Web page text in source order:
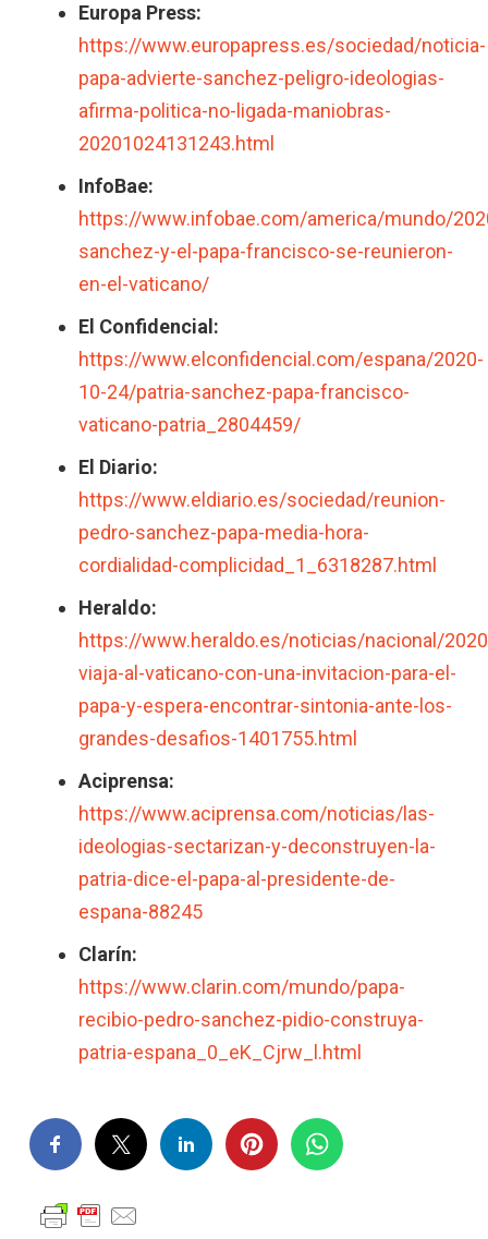
Europa Press:
https://www.europapress.es/sociedad/noticia-
papa-advierte-sanchez-peligro-ideologias-
afirma-politica-no-ligada-maniobras-
20201024131243.html
InfoBae:
https://www.infobae.com/america/mundo/
sanchez-y-el-papa-francisco-se-reunieron-
en-el-vaticano/
El Confidencial:
https://www.elconfidencial.com/espana/2020-
10-24/patria-sanchez-papa-francisco-
vaticano-patria_2804459/
El Diario:
https://www.eldiario.es/sociedad/reunion-
pedro-sanchez-papa-media-hora-
cordialidad-complicidad_1_6318287.html
Heraldo:
https://www.heraldo.es/noticias/nacional/
viaja-al-vaticano-con-una-invitacion-para-el-
papa-y-espera-encontrar-sintonia-ante-los-
grandes-desafios-1401755.html
Aciprensa:
https://www.aciprensa.com/noticias/las-
ideologias-sectarizan-y-deconstruyen-la-
patria-dice-el-papa-al-presidente-de-
espana-88245
Clarín:
https://www.clarin.com/mundo/papa-
recibio-pedro-sanchez-pidio-construya-
patria-espana_0_eK_Cjrw_l.html